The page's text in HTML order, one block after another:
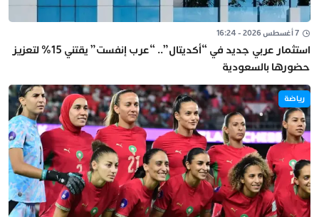
7 أغسطس 2026 - 16:24
استثمار عربي جديد في “أكديتال”.. “عرب إنفست” يقتني 15% لتعزيز
حضورها بالسعودية
رياضة